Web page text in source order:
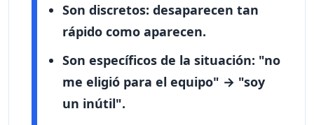
Son discretos: desaparecen tan
rápido como aparecen.
Son específicos de la situación: "no
me eligió para el equipo" → "soy
un inútil".